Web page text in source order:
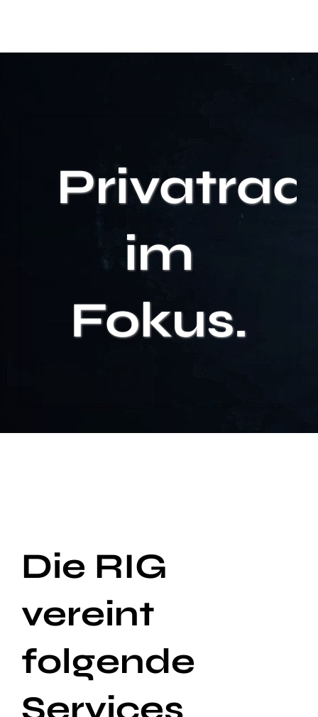
im
Fokus.
Die RIG
vereint
folgende